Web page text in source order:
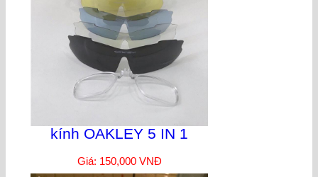
kính OAKLEY 5 IN 1
Giá: 150,000 VNĐ